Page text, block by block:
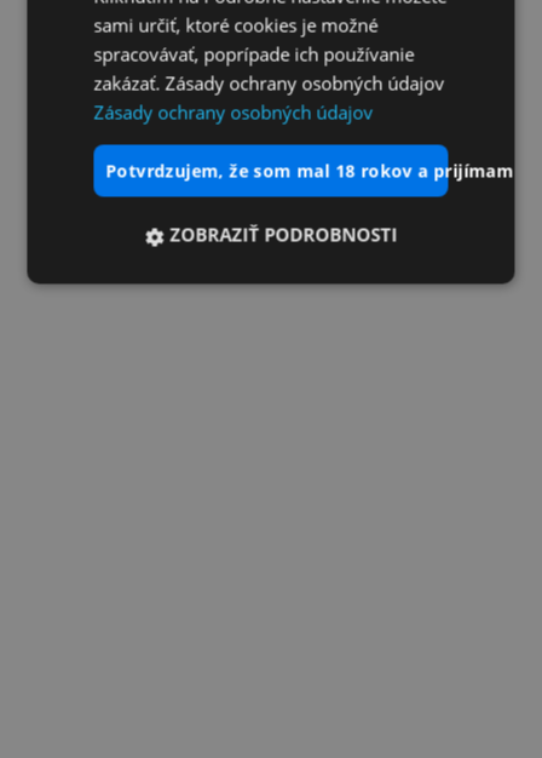
sami určiť, ktoré cookies je možné
spracovávať, poprípade ich používanie
zakázať. Zásady ochrany osobných údajov
Zásady ochrany osobných údajov
potvrdzujem, že som mal 18 rokov a prijímam
ZOBRAZIŤ PODROBNOSTI